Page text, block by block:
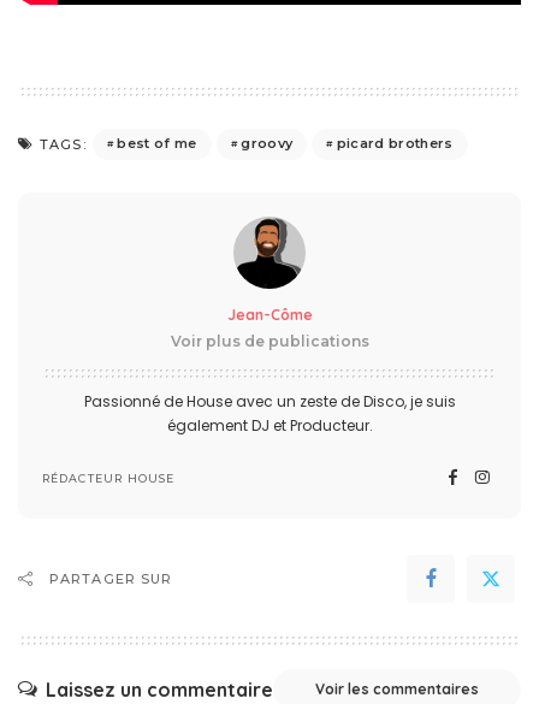
TAGS: best of me groovy picard brothers
Jean-Côme
Voir plus de publications
Passionné de House avec un zeste de Disco, je suis
également DJ et Producteur.
RÉDACTEUR HOUSE
PARTAGER SUR
Laissez un commentaire Voir les commentaires